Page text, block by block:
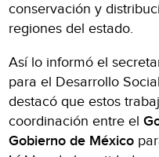
conservación y
regiones del estado.
Así lo informó el
para el Desarrollo
destacó que estos
coordinación entre el
Gobierno de México